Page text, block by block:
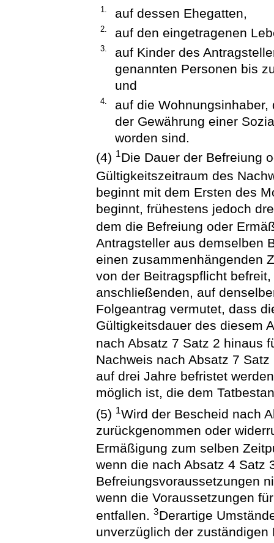
1. auf dessen Ehegatten,
2. auf den eingetragenen
3.
auf Kinder des
genannten Personen bis
und
4.
auf die
der Gewährung einer
worden sind.
(4) 1Die Dauer der Befreiung
Gültigkeitszeitraum des
beginnt mit dem Ersten des
beginnt, frühestens jedoch
dem die Befreiung oder
Antragsteller aus demselben
einen zusammenhängenden
von der Beitragspflicht
anschließenden, auf
Folgeantrag vermutet, dass
Gültigkeitsdauer des diesem
nach Absatz 7 Satz 2 hinaus
Nachweis nach Absatz 7
auf drei Jahre befristet
möglich ist, die dem
(5) 1Wird der Bescheid nach
zurückgenommen oder
Ermäßigung zum selben
wenn die nach Absatz 4 Satz
Befreiungsvoraussetzungen
wenn die Voraussetzungen
entfallen.3Derartige
unverzüglich der